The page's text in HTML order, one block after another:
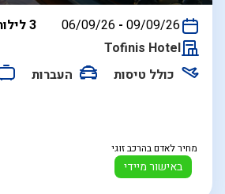
בין
06/09/26 - 09/09/26
3 לילות
Tofinis Hotel
כולל טיסות
העברות
באישור מיידי
מחיר לאדם בהרכב זוגי